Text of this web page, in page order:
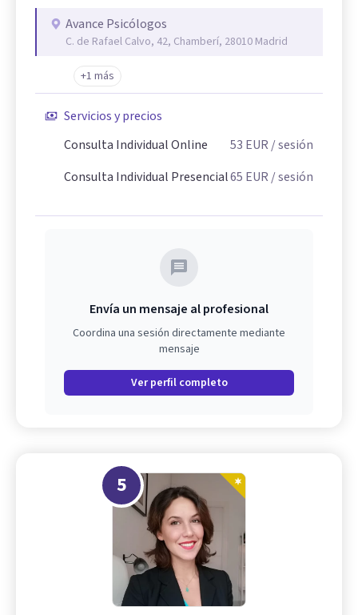
Avance Psicólogos
C. de Rafael Calvo, 42, Chamberí, 28010 Madrid
+1 más
Servicios y precios
Consulta Individual Online
53 EUR / sesión
Consulta Individual Presencial65 EUR / sesión
Envía un mensaje al profesional
Coordina una sesión directamente mediante
mensaje
Ver perfil completo
5